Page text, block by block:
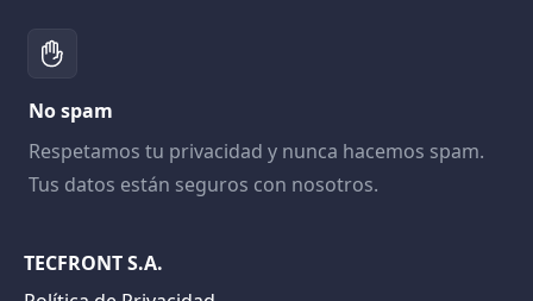
No spam
Respetamos tu privacidad y nunca hacemos spam.
Tus datos están seguros con nosotros.
TECFRONT S.A.